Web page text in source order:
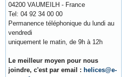
04200 VAUMEILH - France
Tel: 04 92 34 00 00
Permanence téléphonique du lundi au
vendredi
uniquement le matin, de 9h à 12h
Le meilleur moyen pour nous
joindre, c'est par email : helices@e-